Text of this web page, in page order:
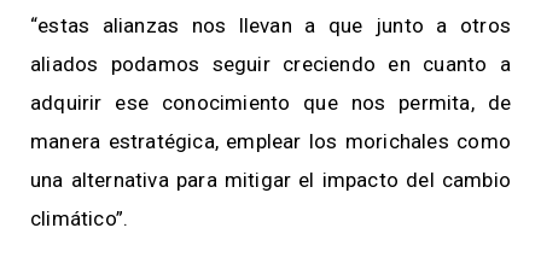
“estas alianzas nos llevan a que junto a otros
aliados podamos seguir creciendo en cuanto a
adquirir ese conocimiento que nos permita, de
manera estratégica, emplear los morichales como
una alternativa para mitigar el impacto del cambio
climático”.